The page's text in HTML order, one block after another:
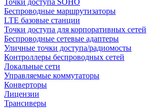
Точки доступа SOHO
Беспроводные маршрутизаторы
LTE базовые станции
Точки доступа для корпоративных сетей
Беспроводные сетевые адаптеры
Уличные точки доступа/радиомосты
Контроллеры беспроводных сетей
Локальные сети
Управляемые коммутаторы
Конверторы
Лицензии
Трансиверы